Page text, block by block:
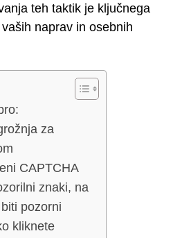
teh taktik je ključnega
naprav in osebnih
za
CAPTCHA
znaki, na
pozorni
kliknete